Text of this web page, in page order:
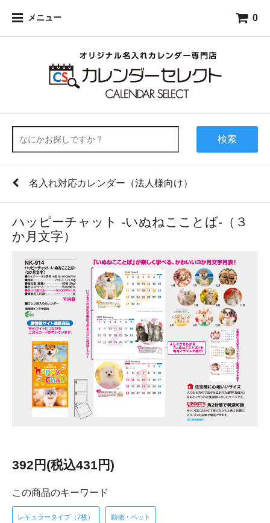
メニュー 0
検索
名入れ対応カレンダー（法人様向け）
ハッピーチャット -いぬねこことば-（３
か月文字）
392円(税込431円)
この商品のキーワード
レギュラータイプ（7枚） 動物・ペット